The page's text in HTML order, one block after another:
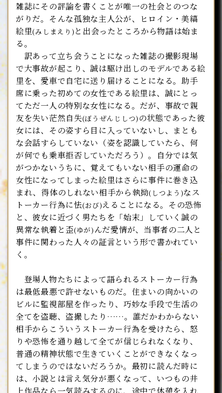
雑誌にその評論を書くことが唯一の社会とのつな
がりだ。そんな孤独な主人公が、ヒロイン・美縞
絵里(みしまえり) と出会ったところから物語は始ま
る。
訳あって立ち会うことになった雑誌の撮影現場
で大事故が起こり、誠は駆け出しのモデルである絵
里を、愛車で自宅に送り届けることになる。助手
席に乗った初めての女性である絵里は、誠にとっ
てただ一人の特別な女性になる。だが、事故で親
友を失い茫然自失(ぼうぜんじしつ) の状態であった彼
女には、その姿すら目に入っていないし、まとも
な会話すらしていない（姿を認識していたら、何
が何でも乗車拒否していただろう）。自分では気
がつかないうちに、覚えてもいない相手の運命の
女性になってしまった絵里はさらに事件に巻き込
まれ、得体のしれない相手から執拗(しつよう)なス
トーカー行為に怯(おび)えることになる。その恐怖
と、彼女に近づく男たちを「始末」していく誠の
異常な執着と歪(ゆが) んだ愛情が、当事者の二人と
事件に関わった人々の証言という形で書かれてい
く。
登場人物たちによって語られるストーカー行為
は最低最悪で許せないものだ。住まいの向かいの
ビルに監視部屋を作ったり、巧妙な手段で生活の
全てを盗聴、盗撮したり……。誰だかわからない
相手からこういうストーカー行為を受けたら、怒
りや恐怖を通り越して全てが信じられなくなり、
普通の精神状態で生きていくことができなくなっ
てしまうのではないだろうか。最初に読んだ時に
は、小説とは言え気分が悪くなって、いつもの井